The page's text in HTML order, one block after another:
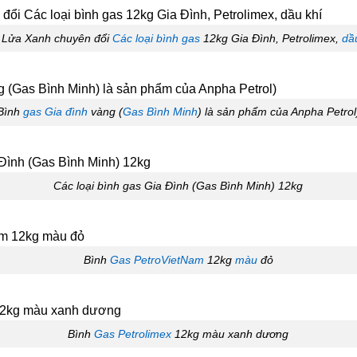
Xanh chuyên đổiCác loại bình gas12kg Gia Đình, Petrolimex,
gas Gia đình vàng (Gas Bình Minh) là sản phẩm của Anpha
Các loại bình gas Gia Đình (Gas Bình Minh) 12kg
Bình Gas PetroVietNam 12kg màuđỏ
BìnhGas Petrolimex 12kg màu xanh dương